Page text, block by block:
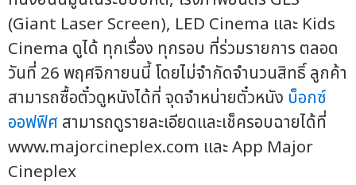
(Giant Laser Screen), LED Cinema และ Kids
Cinema ดูได้ ทุกเรื่อง ทุกรอบ ที่ร่วมรายการ ตลอด
วันที่ 26 พฤศจิกายนนี้ โดยไม่จำกัดจำนวนสิทธิ์ ลูกค้า
สามารถซื้อตั๋วดูหนังได้ที่ จุดจำหน่ายตั๋วหนัง บ็อกซ์
ออฟฟิศ สามารถดูรายละเอียดและเช็ครอบฉายได้ที่
www.majorcineplex.com และ App Major
Cineplex